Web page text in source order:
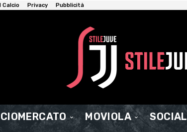
Calcio Privacy Pubblicità
MOVIOLA SOCIAL